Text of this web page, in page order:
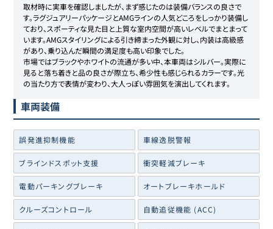
取材時に実車を確認しましたが、まず感じたのは装備バランスの良さで
す。ラグジュアリーパッケージとAMGラインの人気どころをしっかり装備し
ており、スポーティな見た目と上質な室内空間が高いレベルでまとまって
います。AMGスタイリングによる引き締まった外観に対し、内装は高級感
があり、乗り込んだ瞬間の満足度も高い印象でした。
市場ではブラックやホワイトの流通が多い中、本車両はシルバー。実際に
見ると落ち着きと品の良さが際立ち、希少性も感じられるカラーです。光
の当たり方で表情が変わり、大人っぽい雰囲気を演出してくれます。
車両装備
誤発進抑制機能 車線逸脱警報
ブラインドスポット支援 衝突軽減ブレーキ
電動パーキングブレーキ オートブレーキホールド
クルーズコントロール 自動追従機能 (ACC)